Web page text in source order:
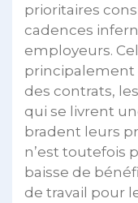
prioritaires
cadences
employeurs.
principalement
des contrats,
qui se livrent
bradent leurs
n’est toutefois
baisse de
de travail pour